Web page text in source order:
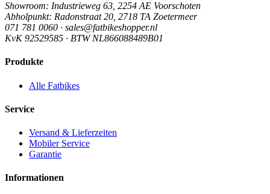
Showroom: Industrieweg 63, 2254 AE Voorschoten
Abholpunkt: Radonstraat 20, 2718 TA Zoetermeer
071 781 0060 · sales@fatbikeshopper.nl
KvK 92529585 · BTW NL866088489B01
Produkte
Alle Fatbikes
Service
Versand & Lieferzeiten
Mobiler Service
Garantie
Informationen